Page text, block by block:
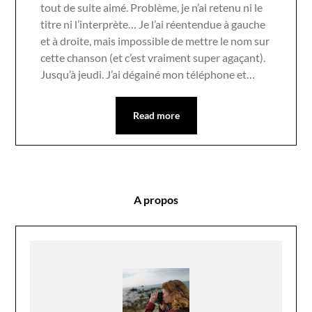
tout de suite aimé. Problème, je n’ai retenu ni le
titre ni l’interprète… Je l’ai réentendue à gauche
et à droite, mais impossible de mettre le nom sur
cette chanson (et c’est vraiment super agaçant).
Jusqu’à jeudi. J’ai dégainé mon téléphone et…
Read more
A propos